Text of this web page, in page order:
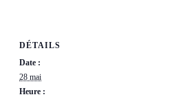
DÉTAILS
Date :
28 mai
Heure :